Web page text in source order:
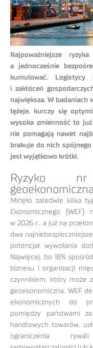
Najpoważniejsze
a jednocześnie
kumulować. Logistycy
i zakłóceń
największa. W badaniach
tężeje, kurczy się
wysoka zmienność to
nie pomagają nawet
brakuje do nich
jest wyjątkowo krótki.
Ryzyko
geoekonomiczna
Minęło zaledwie kilka
Ekonomicznego (WEF)
w 2026 r., a już na
dwa
potencjał wywołania
Najwięcej, bo 18%
biznesu i organizacji
czynnikiem, który może
geoekonomiczna. WEF
ekonomicznych do
pomiędzy państwami
handlowych towarów,
ograniczenia